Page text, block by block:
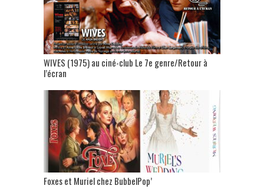
WIVES (1975) au ciné-club Le 7e genre/Retour à
l’écran
Foxes et Muriel chez BubbelPop’